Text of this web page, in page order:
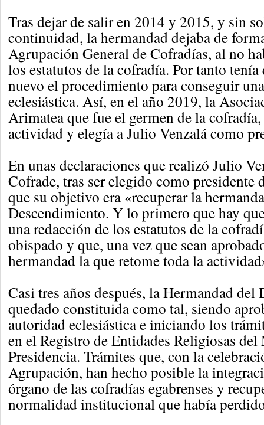
Tras dejar de salir en 2014 y 2015, y sin
continuidad, la hermandad dejaba de
Agrupación General de Cofradías, al no
los estatutos de la cofradía. Por tanto
nuevo el procedimiento para conseguir
eclesiástica. Así, en el año 2019, la
Arimatea que fue el germen de la
actividad y elegía a Julio Venzalá como
En unas declaraciones que realizó Julio
Cofrade, tras ser elegido como presidente
que su objetivo era «recuperar la
Descendimiento. Y lo primero que hay
una redacción de los estatutos de la
obispado y que, una vez que sean
hermandad la que retome toda la
Casi tres años después, la Hermandad del
quedado constituida como tal, siendo
autoridad eclesiástica e iniciando los
en el Registro de Entidades Religiosas
Presidencia. Trámites que, con la
Agrupación, han hecho posible la
órgano de las cofradías egabrenses y
normalidad institucional que había